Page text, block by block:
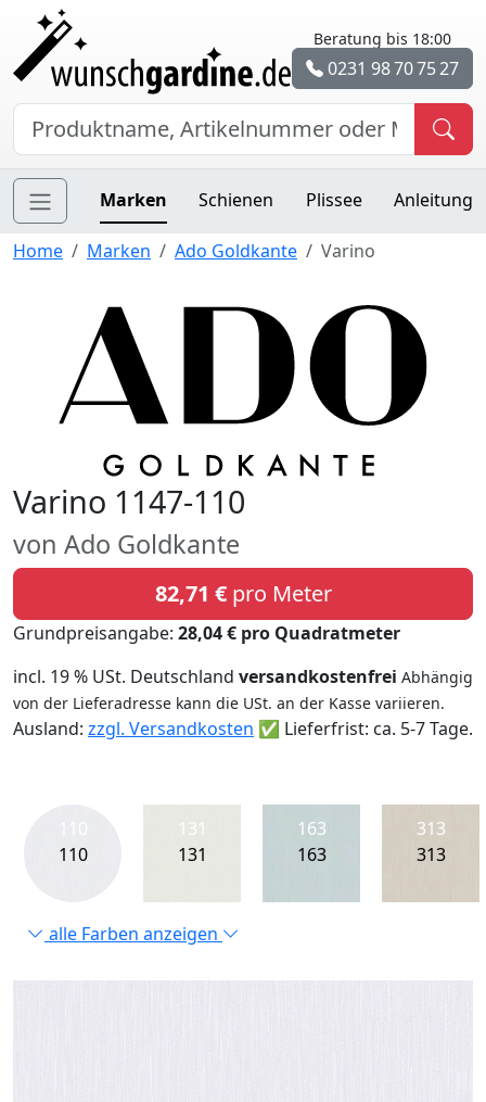
Beratung bis 18:00
0231 98 70 75 27
Marken Schienen Plissee Anleitung
Home Marken Ado Goldkante Varino
Varino 1147-110
von Ado Goldkante
82,71 €pro Meter
Grundpreisangabe: 28,04 € pro Quadratmeter
incl. 19 % USt. Deutschland versandkostenfrei Abhängig
von der Lieferadresse kann die USt. an der Kasse variieren.
Ausland: zzgl. Versandkosten ✅ Lieferfrist: ca. 5-7 Tage.
110
110
131
131
163
163
313
313
alle Farben anzeigen